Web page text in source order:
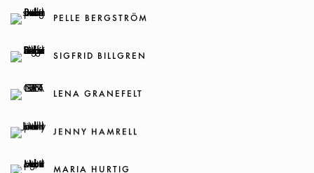
PELLE BERGSTRÖM
SIGFRID BILLGREN
LENA GRANEFELT
JENNY HAMRELL
MARIA HURTIG